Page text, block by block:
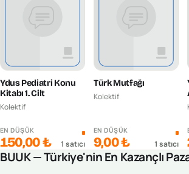
Ydus Pediatri Konu
Kitabı 1. Cilt
Kolektif
EN DÜŞÜK
150,00 ₺ 1 satıcı
Türk Mutfağı
Kolektif
EN DÜŞÜK
9,00 ₺ 1 satıcı
BUUK — Türkiye'nin En Kazançlı